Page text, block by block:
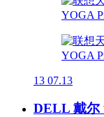
13 07.13
DELL 戴尔